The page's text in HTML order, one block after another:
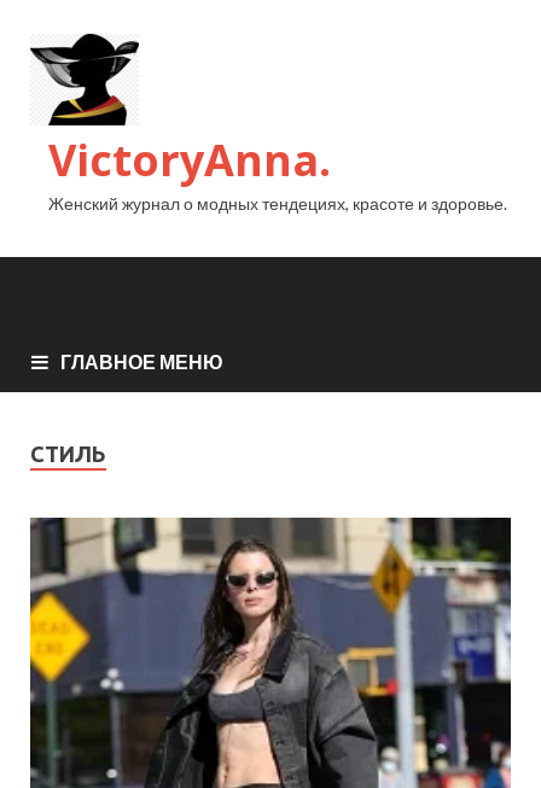
VictoryAnna.
Женский журнал о модных тендециях, красоте и здоровье.
ГЛАВНОЕ МЕНЮ
СТИЛЬ